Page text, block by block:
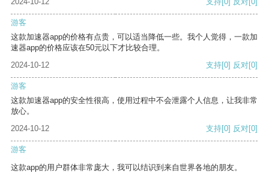
游客
这款加速器app的价格有点贵，可以适当降低一些。我个人觉得，一款加
速器app的价格应该在50元以下才比较合理。
2024-10-12
支持[0] 反对[0]
游客
这款加速器app的安全性很高，使用过程中不会泄露个人信息，让我非常
放心。
2024-10-12
支持[0] 反对[0]
游客
这款app的用户群体非常庞大，我可以结识到来自世界各地的朋友。